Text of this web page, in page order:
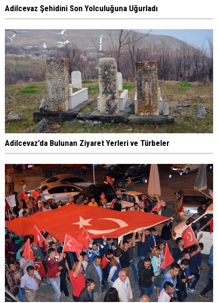
Adilcevaz Şehidini Son Yolculuğuna Uğurladı
Adilcevaz’da Bulunan Ziyaret Yerleri ve Türbeler